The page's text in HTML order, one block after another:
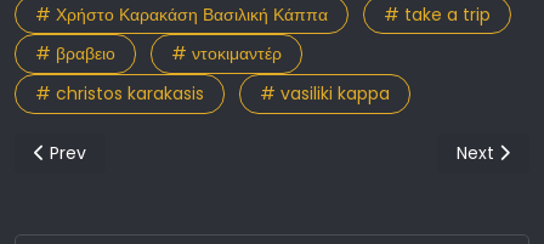
# Χρήστο Καρακάση Βασιλική Κάππα
# take a trip
# βραβειο
# ντοκιμαντέρ
# christos karakasis
# vasiliki kappa
Previous article: Σπουδές κινηματογράφου και θεάτρου με τον
Prev Next
Next